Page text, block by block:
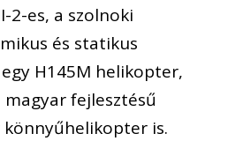
2-es, a szolnoki
és statikus
H145M helikopter,
fejlesztésű
is.